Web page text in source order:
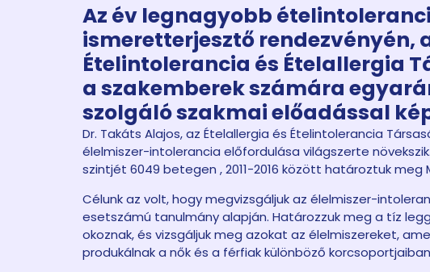
Az év legnagyobb
ismeretterjesztő rendezvényén,
Ételintolerancia és Ételallergia
a szakemberek számára
szolgáló szakmai előadással
Dr. Takáts Alajos, az Ételallergia és Ételintolerancia
élelmiszer-intolerancia előfordulása világszerte
szintjét 6049 betegen , 2011-2016 között határoztuk meg
Célunk az volt, hogy megvizsgáljuk az élelmiszer-
esetszámú tanulmány alapján. Határozzuk meg a tíz
okoznak, és vizsgáljuk meg azokat az élelmiszereket,
produkálnak a nők és a férfiak különböző